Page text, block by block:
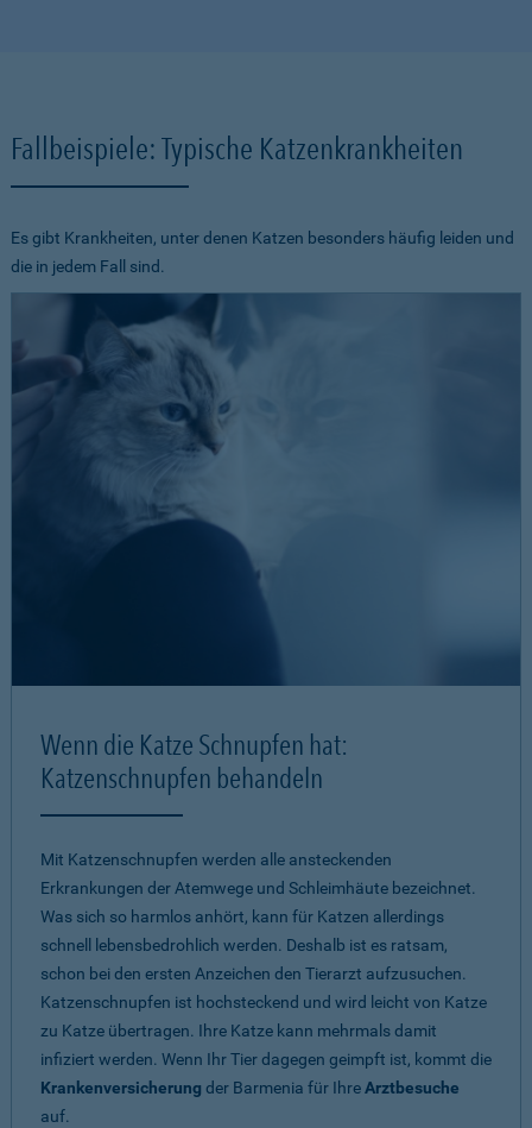
Fallbeispiele: Typische Katzenkrankheiten
Es gibt Krankheiten, unter denen Katzen besonders häufig leiden und
die in jedem Fall sind.
Wenn die Katze Schnupfen hat:
Katzenschnupfen behandeln
Mit Katzenschnupfen werden alle ansteckenden
Erkrankungen der Atemwege und Schleimhäute bezeichnet.
Was sich so harmlos anhört, kann für Katzen allerdings
schnell lebensbedrohlich werden. Deshalb ist es ratsam,
schon bei den ersten Anzeichen den Tierarzt aufzusuchen.
Katzenschnupfen ist hochsteckend und wird leicht von Katze
zu Katze übertragen. Ihre Katze kann mehrmals damit
infiziert werden. Wenn Ihr Tier dagegen geimpft ist, kommt die
Krankenversicherung der Barmenia für IhreArztbesuche
auf.